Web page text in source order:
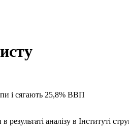
і сягають 25,8% ВВП
аналізу в Інституті